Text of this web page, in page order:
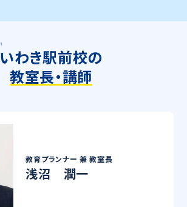
いわき駅前校の
教室長・講師
教育プランナー 兼教室長
浅沼 潤一